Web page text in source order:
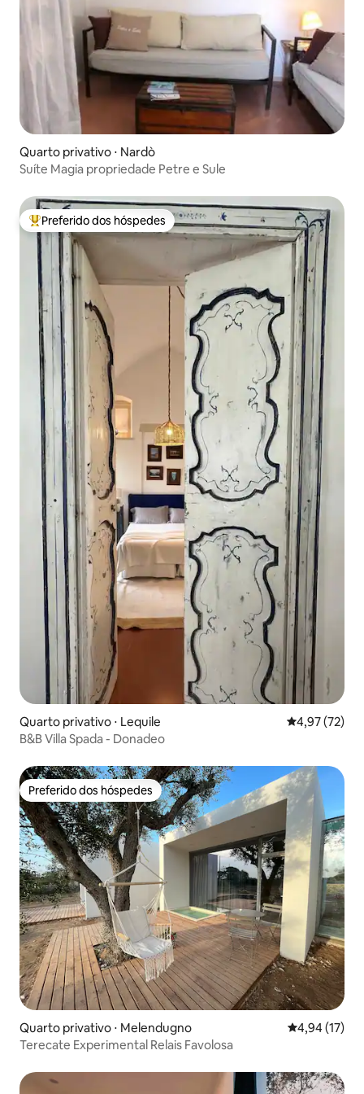
Quarto privativo ⋅ Nardò
Suíte Magia propriedade Petre e Sule
Entre os melhores preferidos dos hóspedes
Preferido dos hóspedes
Quarto privativo ⋅ Lequile 4,97 de uma
4,97 (72)
B&B Villa Spada - Donadeo
Preferido dos hóspedes
Preferido dos hóspedes
Quarto privativo ⋅ Melendugno 4,94 de uma
4,94 (17)
Terecate Experimental Relais Favolosa